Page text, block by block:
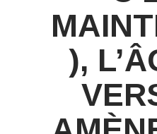
),